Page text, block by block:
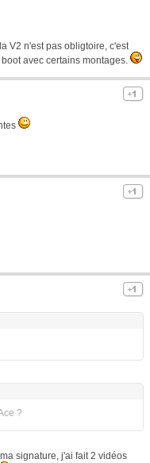
V2 n'est pas obligtoire, c'est
avec certains montages.
?
signature, j'ai fait 2 vidéos